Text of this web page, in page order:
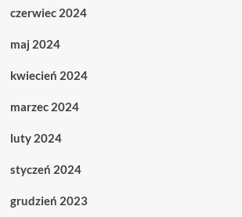
czerwiec 2024
maj 2024
kwiecień 2024
marzec 2024
luty 2024
styczeń 2024
grudzień 2023